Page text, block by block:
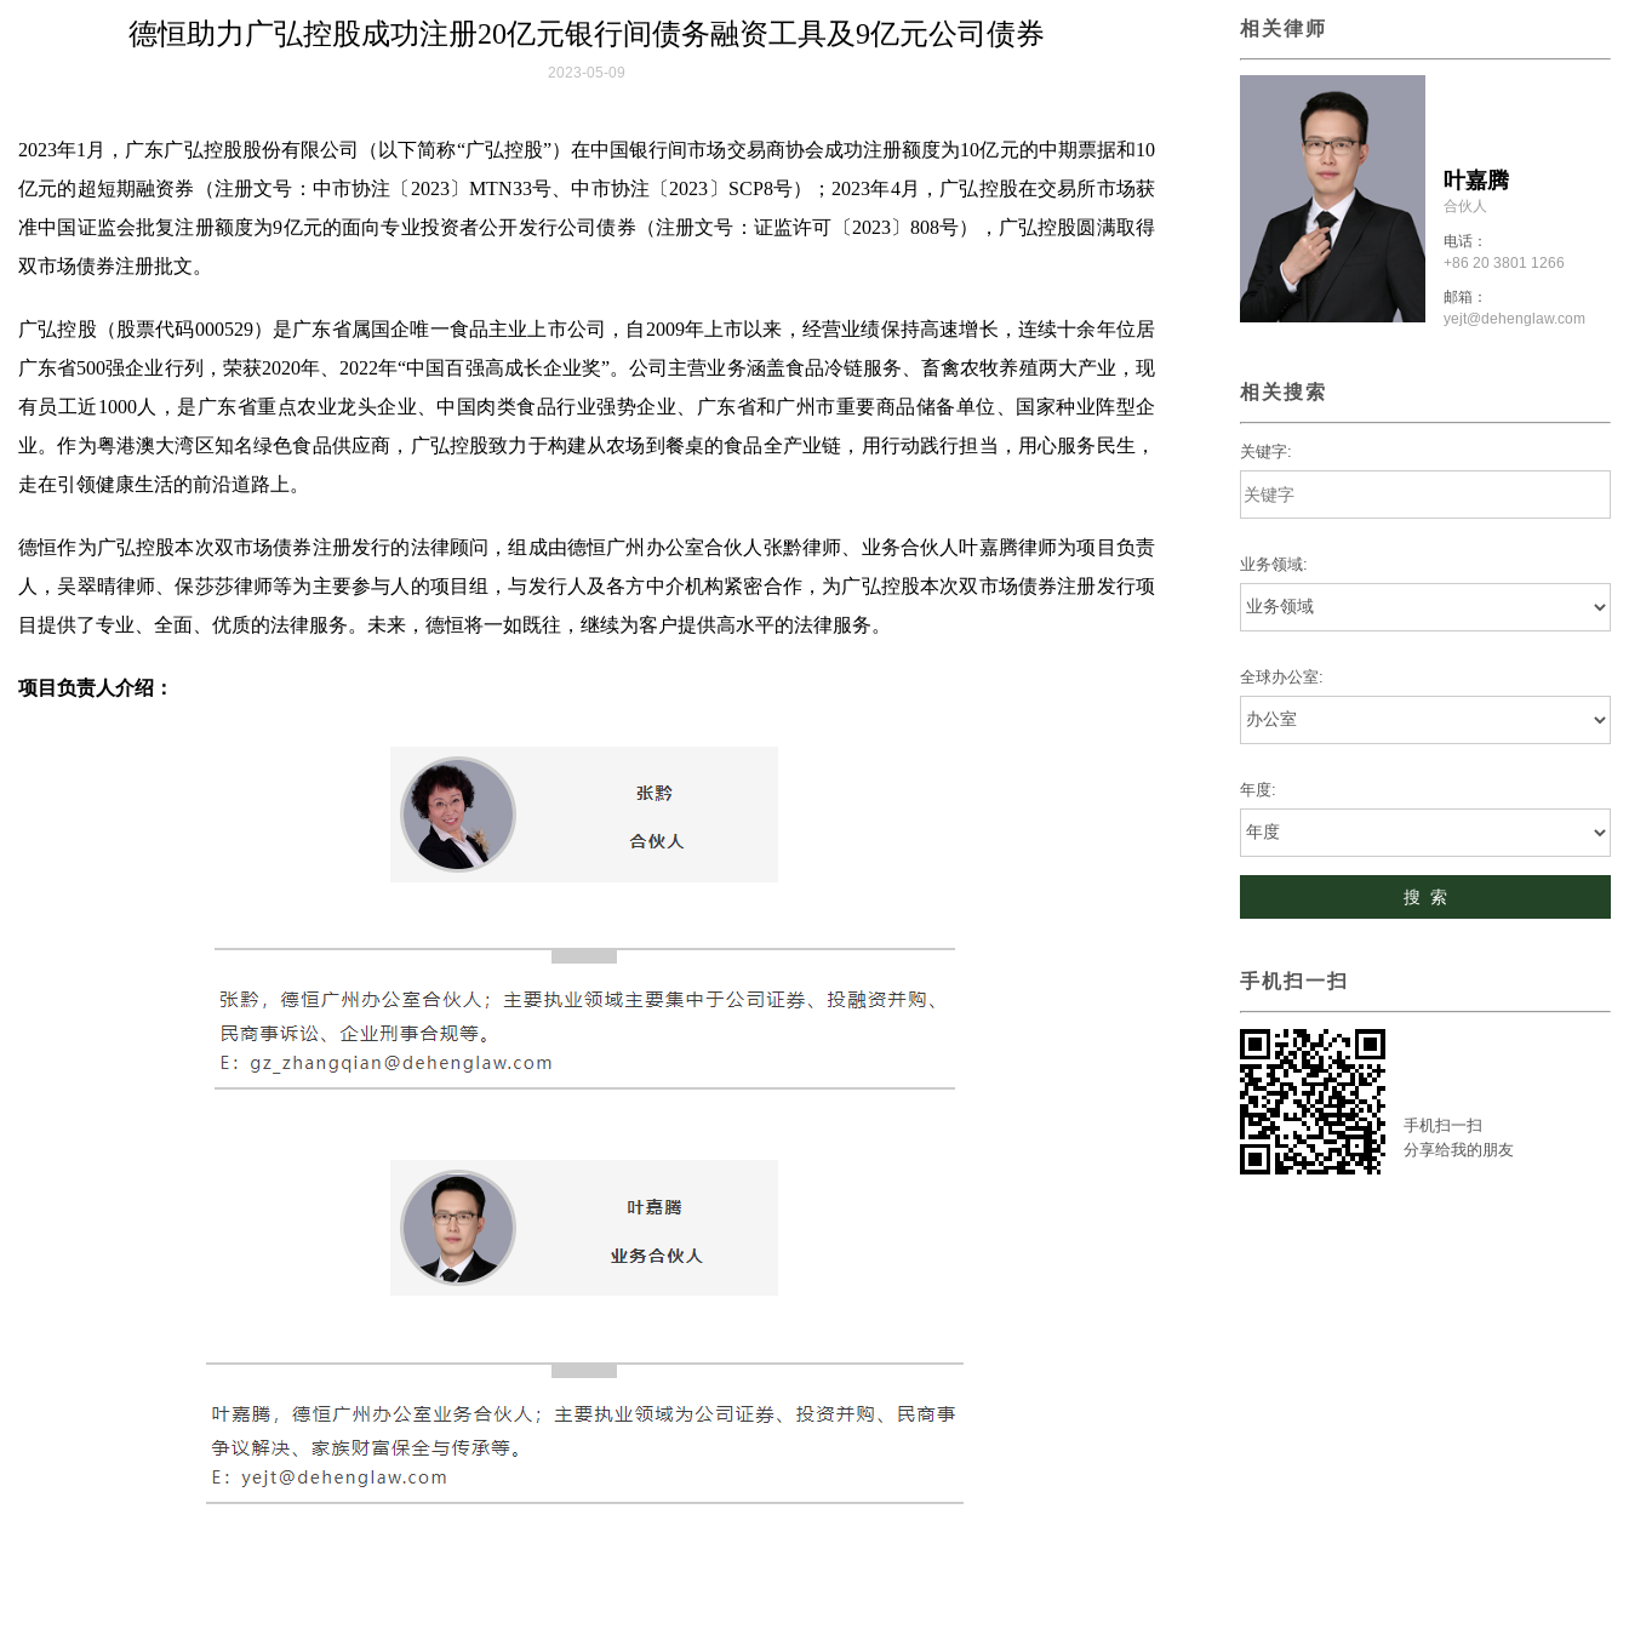
德恒助力广弘控股成功注册20亿元银行间债务融资工具及9亿元公司债券
2023-05-09
2023年1月，广东广弘控股股份有限公司（以下简称“广弘控股”）在中国银行间市场交易商协会成功注册额度为10亿元的中期票据和10
亿元的超短期融资券（注册文号：中市协注〔2023〕MTN33号、中市协注〔2023〕SCP8号）；2023年4月，广弘控股在交易所市场获
准中国证监会批复注册额度为9亿元的面向专业投资者公开发行公司债券（注册文号：证监许可〔2023〕808号），广弘控股圆满取得
双市场债券注册批文。
广弘控股（股票代码000529）是广东省属国企唯一食品主业上市公司，自2009年上市以来，经营业绩保持高速增长，连续十余年位居
广东省500强企业行列，荣获2020年、2022年“中国百强高成长企业奖”。公司主营业务涵盖食品冷链服务、畜禽农牧养殖两大产业，现
有员工近1000人，是广东省重点农业龙头企业、中国肉类食品行业强势企业、广东省和广州市重要商品储备单位、国家种业阵型企
业。作为粤港澳大湾区知名绿色食品供应商，广弘控股致力于构建从农场到餐桌的食品全产业链，用行动践行担当，用心服务民生，
走在引领健康生活的前沿道路上。
德恒作为广弘控股本次双市场债券注册发行的法律顾问，组成由德恒广州办公室合伙人张黔律师、业务合伙人叶嘉腾律师为项目负责
人，吴翠晴律师、保莎莎律师等为主要参与人的项目组，与发行人及各方中介机构紧密合作，为广弘控股本次双市场债券注册发行项
目提供了专业、全面、优质的法律服务。未来，德恒将一如既往，继续为客户提供高水平的法律服务。
项目负责人介绍：
相关律师
叶嘉腾
合伙人
电话：
+86 20 3801 1266
邮箱：
yejt@dehenglaw.com
相关搜索
关键字:
业务领域:
全球办公室:
年度:
手机扫一扫
手机扫一扫
分享给我的朋友